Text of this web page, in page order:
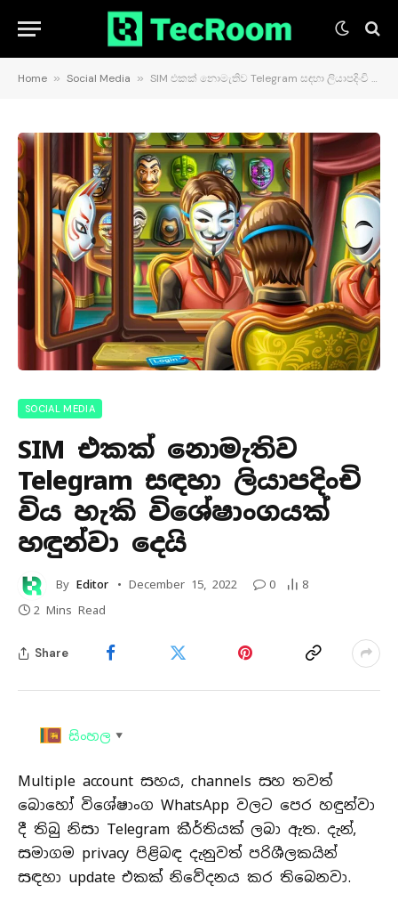
Home » Social Media » SIM එකක් නොමැතිව Telegram සඳහා ලියාපදිංචි විය හැකි විශේෂාංගයක් හඳුන්වා දෙයි
SOCIAL MEDIA
SIM එකක් නොමැතිව
Telegram සඳහා ලියාපදිංචි
විය හැකි විශේෂාංගයක්
හඳුන්වා දෙයි
By Editor December 15, 2022 0
8
2 Mins Read
Share
සිංහල ▼
Multiple account සහය, channels සහ තවත්
බොහෝ විශේෂාංග WhatsApp වලට පෙර හඳුන්වා
දී තිබු නිසා Telegram කීර්තියක් ලබා ඇත. දැන්,
සමාගම privacy පිළිබඳ දැනුවත් පරිශීලකයින්
සඳහා update එකක් නිවේදනය කර තිබෙනවා.